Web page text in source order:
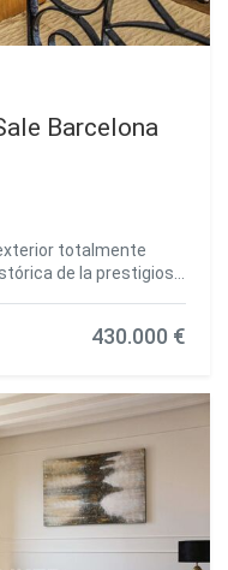
Barcelona
totalmente
de la prestigiosa
que se entrega
y el confort:
distribución
del área social.
completo con
y gres, carpintería
aislamiento óptimo,
residir en
430.000 €